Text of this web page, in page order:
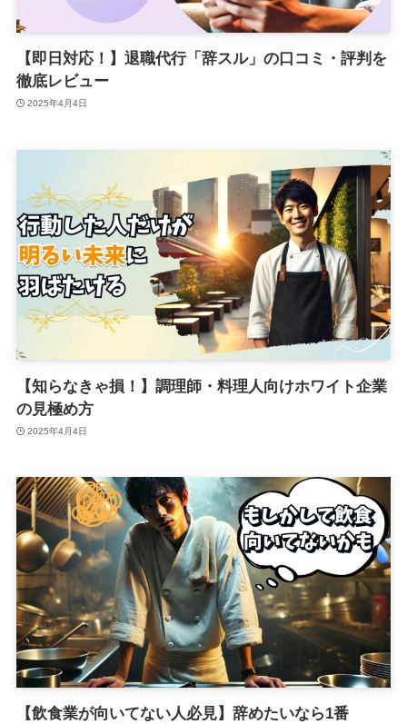
【即日対応！】退職代行「辞スル」の口コミ・評判を
徹底レビュー
2025年4月4日
【知らなきゃ損！】調理師・料理人向けホワイト企業
の見極め方
2025年4月4日
【飲食業が向いてない人必見】辞めたいなら1番